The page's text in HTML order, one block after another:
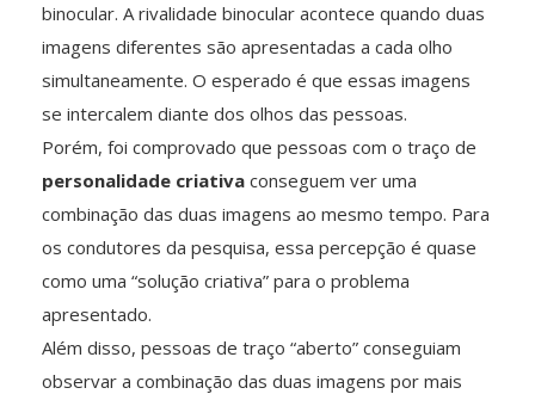
binocular. A rivalidade binocular acontece quando duas
imagens diferentes são apresentadas a cada olho
simultaneamente. O esperado é que essas imagens
se intercalem diante dos olhos das pessoas.
Porém, foi comprovado que pessoas com o traço de
personalidade criativa conseguem ver uma
combinação das duas imagens ao mesmo tempo. Para
os condutores da pesquisa, essa percepção é quase
como uma “solução criativa” para o problema
apresentado.
Além disso, pessoas de traço “aberto” conseguiam
observar a combinação das duas imagens por mais